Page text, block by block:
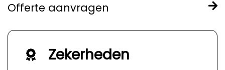
Offerte aanvragen
Zekerheden